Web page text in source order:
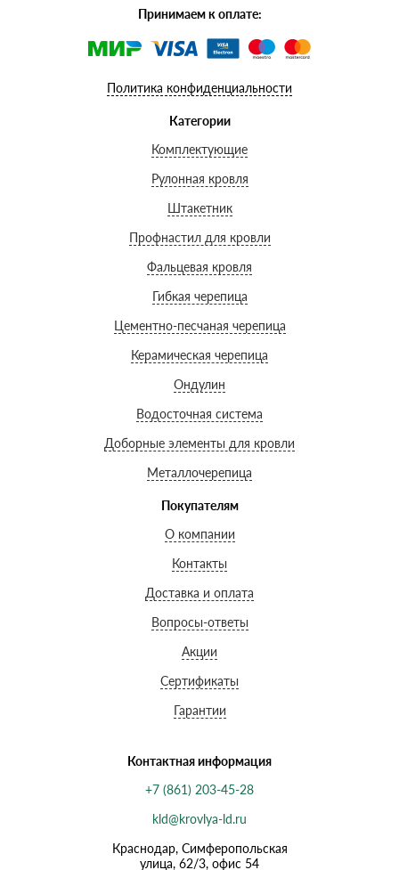
Принимаем к оплате:
Политика конфиденциальности
Категории
Комплектующие
Рулонная кровля
Штакетник
Профнастил для кровли
Фальцевая кровля
Гибкая черепица
Цементно-песчаная черепица
Керамическая черепица
Ондулин
Водосточная система
Доборные элементы для кровли
Металлочерепица
Покупателям
О компании
Контакты
Доставка и оплата
Вопросы-ответы
Акции
Сертификаты
Гарантии
Контактная информация
+7 (861) 203-45-28
kld@krovlya-ld.ru
Краснодар, Симферопольская
улица, 62/3, офис 54